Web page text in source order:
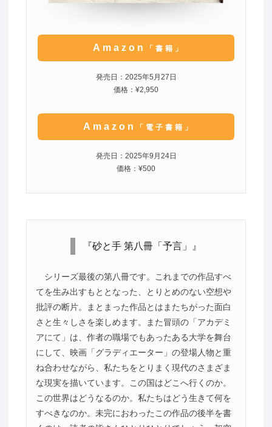
Amazon 「書籍」
発売日：2025年5月27日
価格：¥2,950
Amazon 「電子書籍」
発売日：2025年9月24日
価格：¥500
『砂と手 第八冊「予言」』
シリーズ最後の第八冊です。これまでの作品すべ
てを生み出すもととなった、とりとめのない空想や
批評の断片。まとまった作品とはまたちがった面白
さと生々しさを楽しめます。また冒頭の「アカデミ
アにて」は、作者の職場でもあったある大学を舞台
にして、映画「グラディエーター」の登場人物と重
ね合わせながら、私たちをとりまく現代のさまざま
な現実を描いています。この国はどこへ行くのか。
この世界はどうなるのか。私たちはどう生きて何を
すべきなのか。未完におわったこの作品の後半を書